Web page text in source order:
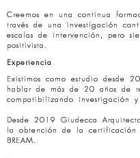
Creemos en una continua
través de una investigación
escalas de intervención, pero
positivista.
Experiencia
Existimos como estudio desde
hablar de más de 20 años de
compatibilizando investigación
Desde 2019 Giudecca
la obtención de la certificación
BREAM.